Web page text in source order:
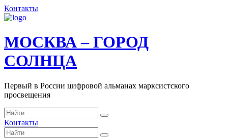
Контакты
МОСКВА – ГОРОД
СОЛНЦА
Первый в России цифровой альманах марксистского
просвещения
Контакты